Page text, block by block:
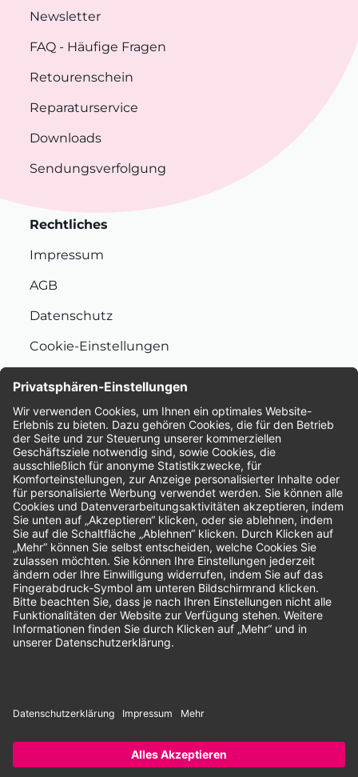
Newsletter
FAQ - Häufige Fragen
Retourenschein
Reparaturservice
Downloads
Sendungsverfolgung
Rechtliches
Impressum
AGB
Datenschutz
Cookie-Einstellungen
Bewertungen
Unsere Zahlungsarten:
Rechnung SEPA-Lastschrift Vorkasse